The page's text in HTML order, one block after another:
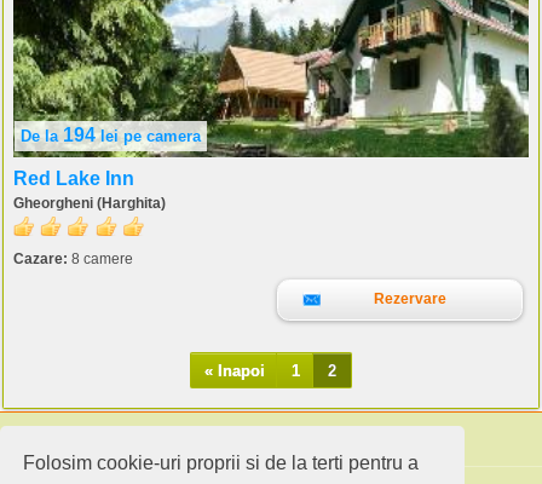
Folosim cookie-uri proprii si de la terti pentru a
De la 194leipe camera
Red Lake Inn
Gheorgheni (Harghita)
Cazare: 8 camere
Rezervare
« Inapoi 1 2